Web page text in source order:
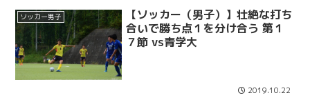
ソッカー男子
【ソッカー（男子）】壮絶な打ち
合いで勝ち点１を分け合う 第１
７節 vs青学大
2019.10.22